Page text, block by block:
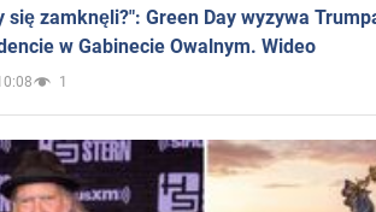
się zamknęli?": Green Day wyzywa
w Gabinecie Owalnym. Wideo
1